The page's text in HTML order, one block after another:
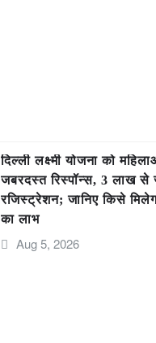
दिल्ली लक्ष्मी योजना को
जबरदस्त रिस्पॉन्स, 3 लाख से
रजिस्ट्रेशन; जानिए किसे
का लाभ
Aug 5, 2026